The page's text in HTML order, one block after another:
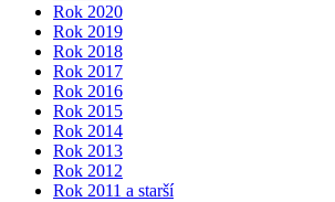
Rok 2020
Rok 2019
Rok 2018
Rok 2017
Rok 2016
Rok 2015
Rok 2014
Rok 2013
Rok 2012
Rok 2011 a starší